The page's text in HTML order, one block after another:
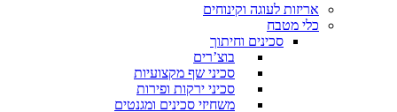
אריזות לעוגה וקינוחים
כלי מטבח
סכינים וחיתוך
בוצ’רים
סכיני שף מקצועיות
סכיני ירקות ופירות
משחיזי סכינים ומגנטים